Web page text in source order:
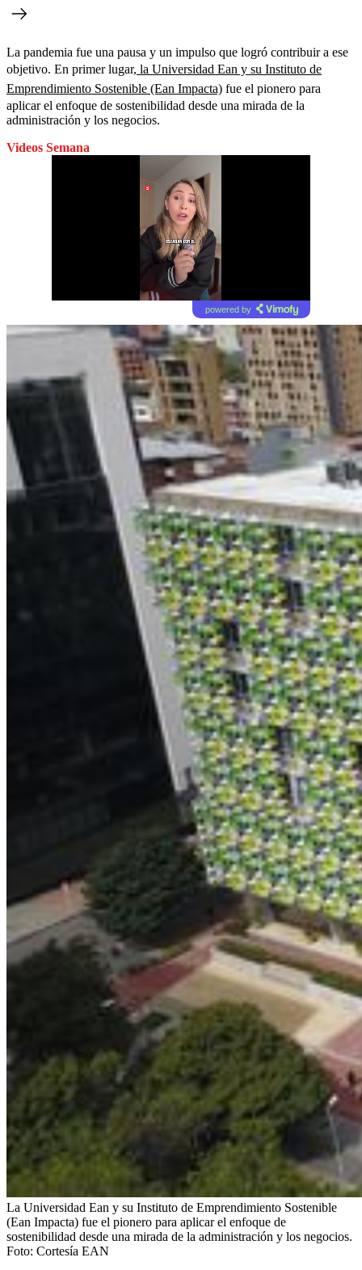
La pandemia fue una pausa y un impulso que logró contribuir a ese
objetivo. En primer lugar, la Universidad Ean y su Instituto de
Emprendimiento Sostenible (Ean Impacta) fue el pionero para
aplicar el enfoque de sostenibilidad desde una mirada de la
administración y los negocios.
Videos Semana
powered by
La Universidad Ean y su Instituto de Emprendimiento Sostenible
(Ean Impacta) fue el pionero para aplicar el enfoque de
sostenibilidad desde una mirada de la administración y los negocios.
Foto: Cortesía EAN